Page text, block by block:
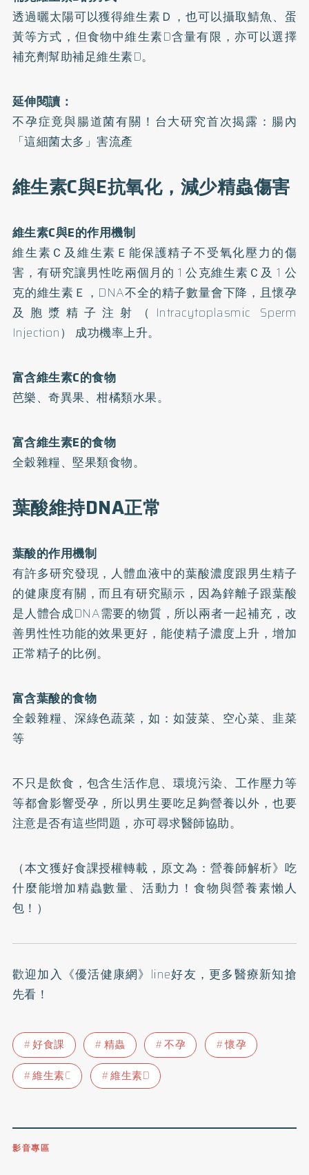
透過曬太陽可以獲得維生素Ｄ，也可以攝取鯖魚、蛋
黃等方式，但食物中維生素D含量有限，亦可以選擇
補充劑幫助補足維生素D。
延伸閱讀：
不孕症竟與腸道菌有關！台大研究首次揭露：腸內
「這細菌太多」害流產
維生素C與E抗氧化，減少精蟲傷害
維生素C與E的作用機制
維生素Ｃ及維生素Ｅ能保護精子不受氧化壓力的傷
害，有研究讓男性吃兩個月的 1 公克維生素Ｃ及 1 公
克的維生素Ｅ，DNA不全的精子數量會下降，且懷孕
及胞漿精子注射（Intracytoplasmic Sperm
Injection） 成功機率上升。
富含維生素C的食物
芭樂、奇異果、柑橘類水果。
富含維生素E的食物
全穀雜糧、堅果類食物。
葉酸維持DNA正常
葉酸的作用機制
有許多研究發現，人體血液中的葉酸濃度跟男生精子
的健康度有關，而且有研究顯示，因為鋅離子跟葉酸
是人體合成DNA需要的物質，所以兩者一起補充，改
善男性性功能的效果更好，能使精子濃度上升，增加
正常精子的比例。
富含葉酸的食物
全穀雜糧、深綠色蔬菜，如：如菠菜、空心菜、韭菜
等
不只是飲食，包含生活作息、環境污染、工作壓力等
等都會影響受孕，所以男生要吃足夠營養以外，也要
注意是否有這些問題，亦可尋求醫師協助。
（本文獲好食課授權轉載，原文為： 營養師解析》吃
什麼能增加精蟲數量、活動力！食物與營養素懶人
包！ ）
歡迎加入 《優活健康網》line好友 ，更多醫療新知搶
先看！
好食課 精蟲 不孕
懷孕
維生素C
維生素D
影音專區